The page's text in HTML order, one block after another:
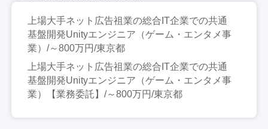
上場大手ネット広告祖業の総合IT企業での共通
基盤開発Unityエンジニア（ゲーム・エンタメ事
業）/～800万円/東京都
上場大手ネット広告祖業の総合IT企業での共通
基盤開発Unityエンジニア（ゲーム・エンタメ事
業）【業務委託】/～800万円/東京都